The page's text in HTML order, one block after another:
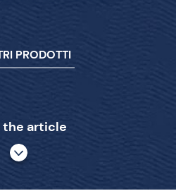
PRODOTTI
the article